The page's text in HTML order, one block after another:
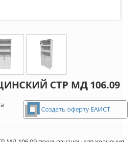
СТР МД 106.09
Создать оферту ЕАИСТ